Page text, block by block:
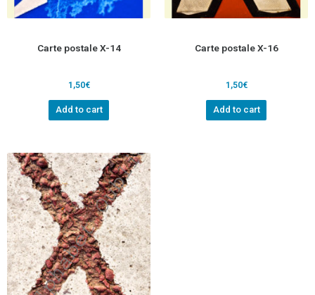
Carte postale X-14
1,50€
Add to cart
Carte postale X-16
1,50€
Add to cart